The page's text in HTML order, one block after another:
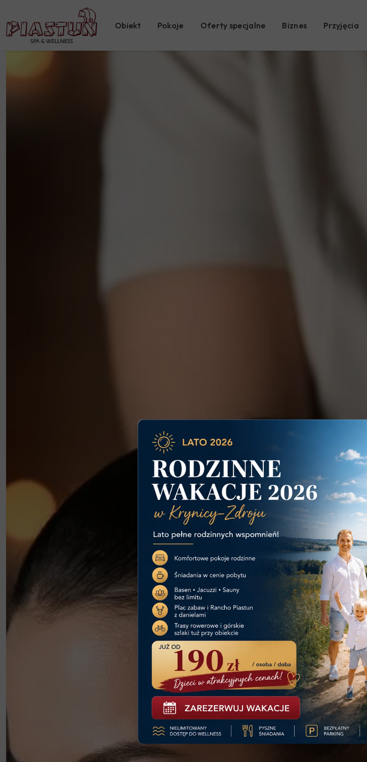
Obiekt Pokoje Oferty specjalne Biznes Przyjęcia